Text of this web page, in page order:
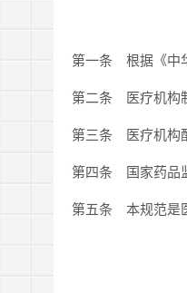
第一条 根据《中
第二条 医疗机构
第三条 医疗机构
第四条 国家药品
第五条 本规范是